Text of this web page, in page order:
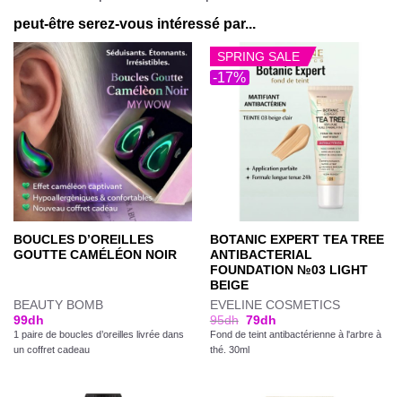
peut-être serez-vous intéressé par...
BOUCLES D’OREILLES
GOUTTE CAMÉLÉON NOIR
BEAUTY BOMB
99dh
1 paire de boucles d’oreilles livrée dans
un coffret cadeau
-17%
SPRING SALE
BOTANIC EXPERT TEA TREE
ANTIBACTERIAL
FOUNDATION №03 LIGHT
BEIGE
EVELINE COSMETICS
95dh 79dh
Fond de teint antibactérienne à l'arbre à
thé. 30ml